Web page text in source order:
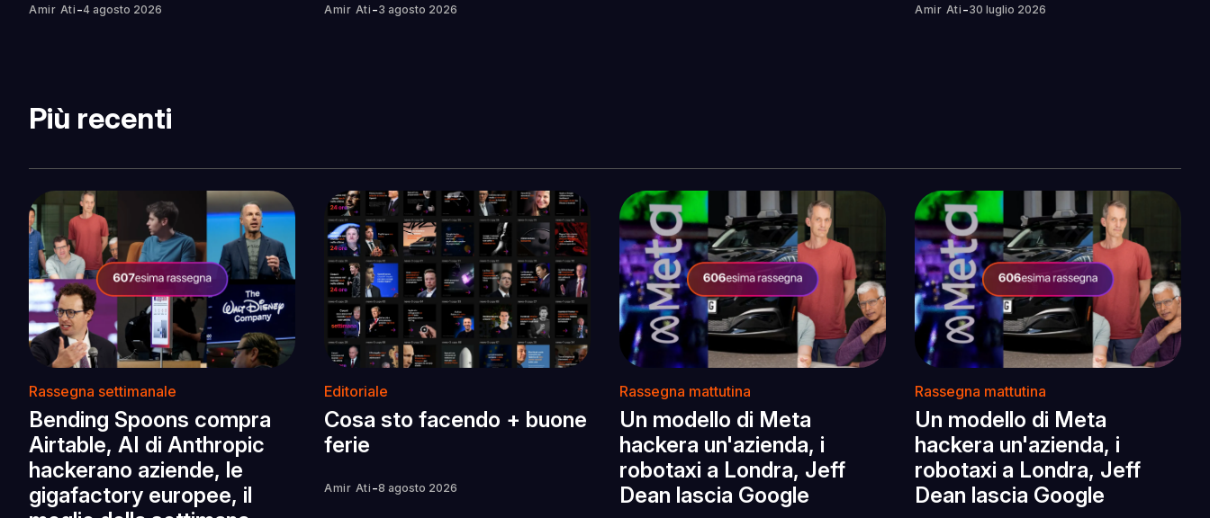
Amir Ati -4 agosto 2026 Amir Ati -3 agosto 2026 Amir Ati -30 luglio 2026
Più recenti
Rassegna settimanale
Bending Spoons compra
Airtable, AI di Anthropic
hackerano aziende, le
gigafactory europee, il
Editoriale
Cosa sto facendo + buone
ferie
Amir Ati -8 agosto 2026
Rassegna mattutina
Un modello di Meta
hackera un'azienda, i
robotaxi a Londra, Jeff
Dean lascia Google
Rassegna mattutina
Un modello di Meta
hackera un'azienda, i
robotaxi a Londra, Jeff
Dean lascia Google